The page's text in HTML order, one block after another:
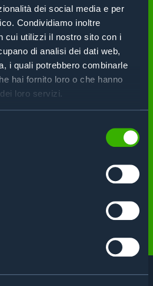
dei social media e per
Condividiamo inoltre
cui utilizzi il nostro sito con i
di analisi dei dati web,
i quali potrebbero combinarle
hai fornito loro o che hanno
loro servizi.
I REQUISITI
CASO D’USO
UN
IL MIGLIOR
PER UNA